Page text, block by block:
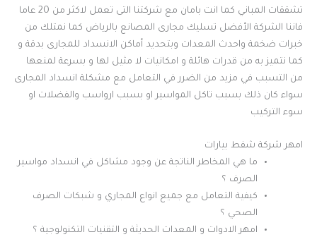
تشققات المباني كما انت بامان مع شركتنا التى تعمل لاكثر من 20 عاما
فاننا الشركة الأفضل تسليك مجارى المصانع بالرياض كما نمتلك من
خبرات ضخمة واحدث المعدات وبتحديد أماكن الانسداد للمجارى بدقة و
كما نتميز به من قدرات هائلة و امكانيات لا مثيل لها و بسرعة لمنعها
من التسبب في مزيد من الضرر في التعامل مع مشكلة انسداد المجارى
سواء كان ذلك بسبب تاكل المواسير او بسبب ارواسب والفضلات او
سوء التركيب
امهر شركة شفط بيارات
ما هي المخاطر الناتجة عن وجود مشاكل في انسداد مواسير
الصرف ؟
كيفية التعامل مع جميع انواع المجاري و شبكات الصرف
الصحي ؟
امهر الادوات و المعدات الحديثة و التقنيات التكنولوجية ؟